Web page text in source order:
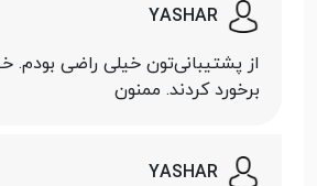
YASHAR
از پشتیبانی‌تون خیلی راضی بودم.
برخورد کردند. ممنون
YASHAR